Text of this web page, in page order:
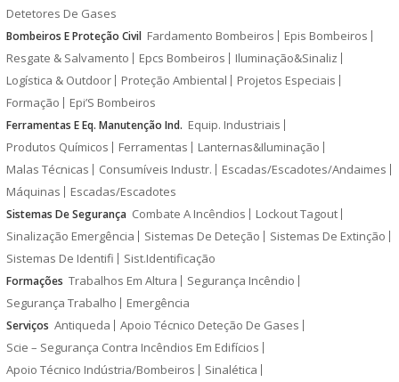
Detetores De Gases
Bombeiros E Proteção Civil Fardamento Bombeiros
Epis Bombeiros
Resgate & Salvamento
Epcs Bombeiros
Iluminação&Sinaliz
Logística & Outdoor
Proteção Ambiental
Projetos Especiais
Formação
Epi’S Bombeiros
Ferramentas E Eq. Manutenção Ind. Equip. Industriais
Produtos Químicos
Ferramentas
Lanternas&Iluminação
Malas Técnicas
Consumíveis Industr.
Escadas/Escadotes/Andaimes
Máquinas
Escadas/Escadotes
Sistemas De Segurança Combate A Incêndios
Lockout Tagout
Sinalização Emergência
Sistemas De Deteção
Sistemas De Extinção
Sistemas De Identifi
Sist.Identificação
Formações Trabalhos Em Altura
Segurança Incêndio
Segurança Trabalho
Emergência
Serviços Antiqueda
Apoio Técnico Deteção De Gases
Scie – Segurança Contra Incêndios Em Edifícios
Apoio Técnico Indústria/Bombeiros
Sinalética